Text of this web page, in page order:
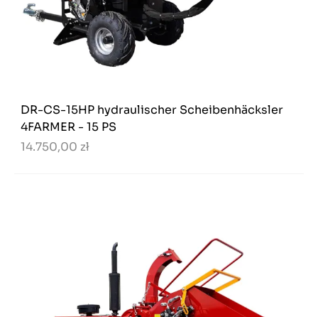
DR-CS-15HP hydraulischer Scheibenhäcksler
4FARMER - 15 PS
14.750,00 zł